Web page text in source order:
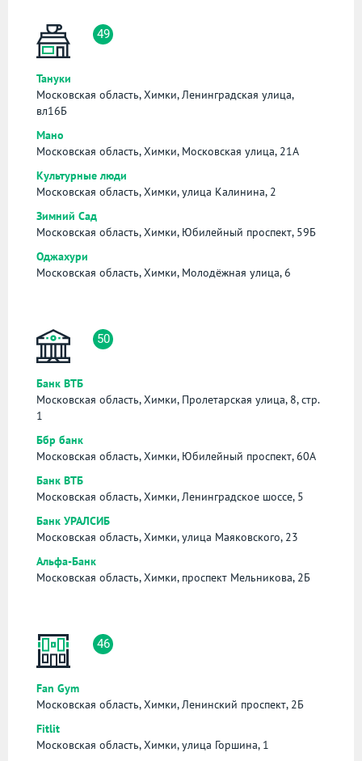
49
Тануки
Московская область, Химки, Ленинградская улица,
вл16Б
Мано
Московская область, Химки, Московская улица, 21А
Культурные люди
Московская область, Химки, улица Калинина, 2
Зимний Сад
Московская область, Химки, Юбилейный проспект, 59Б
Оджахури
Московская область, Химки, Молодёжная улица, 6
50
Банк ВТБ
Московская область, Химки, Пролетарская улица, 8, стр.
1
Ббр банк
Московская область, Химки, Юбилейный проспект, 60А
Банк ВТБ
Московская область, Химки, Ленинградское шоссе, 5
Банк УРАЛСИБ
Московская область, Химки, улица Маяковского, 23
Альфа-Банк
Московская область, Химки, проспект Мельникова, 2Б
46
Fan Gym
Московская область, Химки, Ленинский проспект, 2Б
Fitlit
Московская область, Химки, улица Горшина, 1